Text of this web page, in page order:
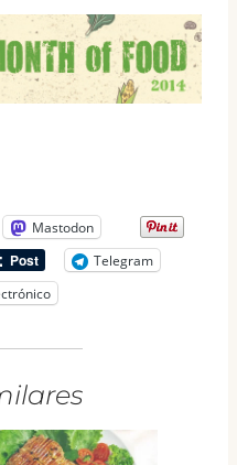
Mastodon
Telegram